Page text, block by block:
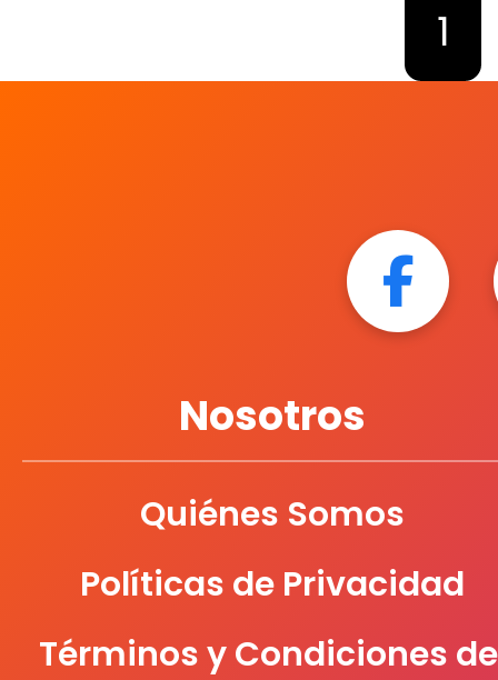
1
Nosotros
Quiénes Somos
Políticas de Privacidad
Términos y Condiciones